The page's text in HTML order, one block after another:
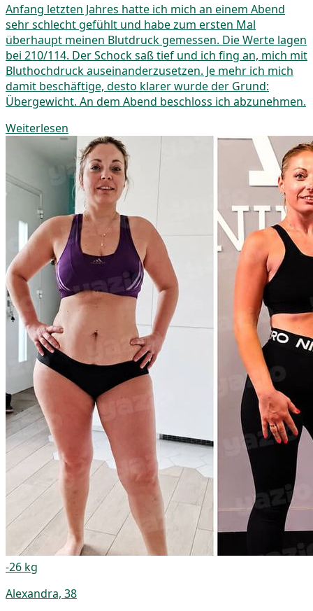
Anfang letzten Jahres hatte ich mich an einem Abend
sehr schlecht gefühlt und habe zum ersten Mal
überhaupt meinen Blutdruck gemessen. Die Werte lagen
bei 210/114. Der Schock saß tief und ich fing an, mich mit
Bluthochdruck auseinanderzusetzen. Je mehr ich mich
damit beschäftige, desto klarer wurde der Grund:
Übergewicht. An dem Abend beschloss ich abzunehmen.
Weiterlesen
-26 kg
Alexandra, 38